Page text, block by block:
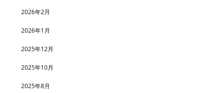
2026年2月
2026年1月
2025年12月
2025年10月
2025年8月